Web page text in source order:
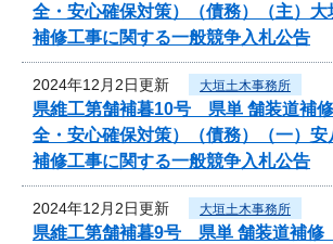
全・安心確保対策）（債務）（主）
補修工事に関する一般競争入札公告
2024年12月2日更新 大垣土木事務所
県維工第舗補暮10号 県単 舗装道補
全・安心確保対策）（債務）（一）
補修工事に関する一般競争入札公告
2024年12月2日更新 大垣土木事務所
県維工第舗補暮9号 県単 舗装道補修